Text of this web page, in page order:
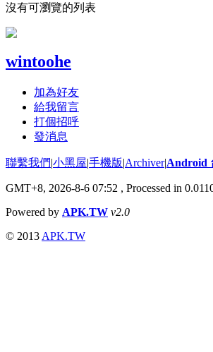
沒有可瀏覽的列表
wintoohe
加為好友
給我留言
打個招呼
發消息
聯繫我們|小黑屋|手機版|Archiver|Android
GMT+8, 2026-8-6 07:52 , Processed in
Powered by APK.TW v2.0
© 2013 APK.TW